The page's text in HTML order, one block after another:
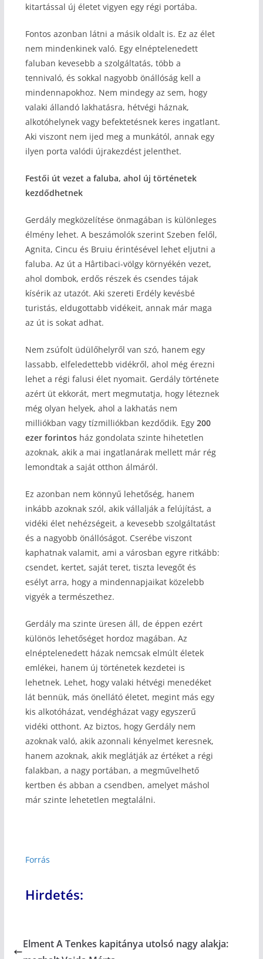
kitartással új életet vigyen egy régi portába.
Fontos azonban látni a másik oldalt is. Ez az élet
nem mindenkinek való. Egy elnéptelenedett
faluban kevesebb a szolgáltatás, több a
tennivaló, és sokkal nagyobb önállóság kell a
mindennapokhoz. Nem mindegy az sem, hogy
valaki állandó lakhatásra, hétvégi háznak,
alkotóhelynek vagy befektetésnek keres ingatlant.
Aki viszont nem ijed meg a munkától, annak egy
ilyen porta valódi újrakezdést jelenthet.
Festői út vezet a faluba, ahol új történetek
kezdődhetnek
Gerdály megközelítése önmagában is különleges
élmény lehet. A beszámolók szerint Szeben felől,
Agnita, Cincu és Bruiu érintésével lehet eljutni a
faluba. Az út a Hârtibaci-völgy környékén vezet,
ahol dombok, erdős részek és csendes tájak
kísérik az utazót. Aki szereti Erdély kevésbé
turistás, eldugottabb vidékeit, annak már maga
az út is sokat adhat.
Nem zsúfolt üdülőhelyről van szó, hanem egy
lassabb, elfeledettebb vidékről, ahol még érezni
lehet a régi falusi élet nyomait. Gerdály története
azért üt ekkorát, mert megmutatja, hogy léteznek
még olyan helyek, ahol a lakhatás nem
milliókban vagy tízmilliókban kezdődik. Egy 200
ezer forintosház gondolata szinte hihetetlen
azoknak, akik a mai ingatlanárak mellett már rég
lemondtak a saját otthon álmáról.
Ez azonban nem könnyű lehetőség, hanem
inkább azoknak szól, akik vállalják a felújítást, a
vidéki élet nehézségeit, a kevesebb szolgáltatást
és a nagyobb önállóságot. Cserébe viszont
kaphatnak valamit, ami a városban egyre ritkább:
csendet, kertet, saját teret, tiszta levegőt és
esélyt arra, hogy a mindennapjaikat közelebb
vigyék a természethez.
Gerdály ma szinte üresen áll, de éppen ezért
különös lehetőséget hordoz magában. Az
elnéptelenedett házak nemcsak elmúlt életek
emlékei, hanem új történetek kezdetei is
lehetnek. Lehet, hogy valaki hétvégi menedéket
lát bennük, más önellátó életet, megint más egy
kis alkotóházat, vendégházat vagy egyszerű
vidéki otthont. Az biztos, hogy Gerdály nem
azoknak való, akik azonnali kényelmet keresnek,
hanem azoknak, akik meglátják az értéket a régi
falakban, a nagy portában, a megművelhető
kertben és abban a csendben, amelyet máshol
már szinte lehetetlen megtalálni.
Forrás
Hirdetés:
Elment A Tenkes kapitánya utolsó nagy alakja: